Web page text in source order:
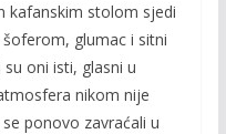
kafanskim stolom sjedi
glumac i sitni
oni isti, glasni u
nikom nije
ponovo zavraćali u